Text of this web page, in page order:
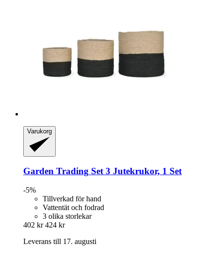
Varukorg
Garden Trading Set 3 Jutekrukor, 1 Set
-5%
Tillverkad för hand
Vattentät och fodrad
3 olika storlekar
402 kr 424 kr
Leverans till 17. augusti